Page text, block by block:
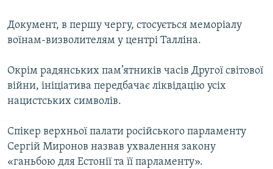
ФОТО
ПОДКАСТИ
КРИМ РЕАЛІЇ
УКР
КТАТ
Документ, в першу чергу, стосується меморіалу
воїнам-визволителям у центрі Талліна.
Окрім радянських пам’ятників часів Другої світової
війни, ініціатива передбачає ліквідацію усіх
нацистських символів.
Спікер верхньої палати російського парламенту
Сергій Миронов назвав ухвалення закону
«ганьбою для Естонії та її парламенту».